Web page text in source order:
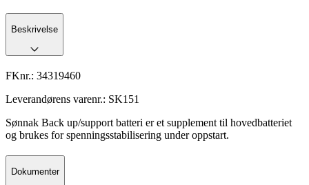
Beskrivelse
FKnr.: 34319460
Leverandørens varenr.: SK151
Sønnak Back up/support batteri er et supplement til hovedbatteriet
og brukes for spenningsstabilisering under oppstart.
Dokumenter